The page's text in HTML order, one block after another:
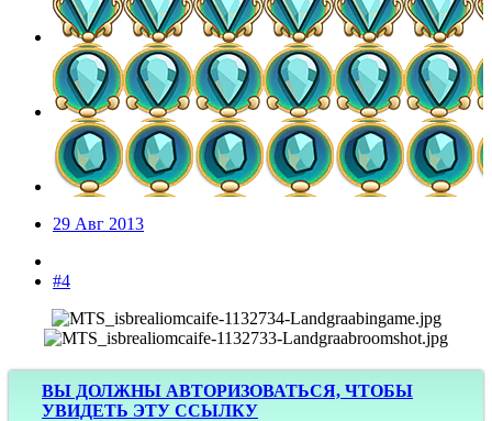
29 Авг 2013
#4
ВЫ ДОЛЖНЫ АВТОРИЗОВАТЬСЯ, ЧТОБЫ
УВИДЕТЬ ЭТУ ССЫЛКУ